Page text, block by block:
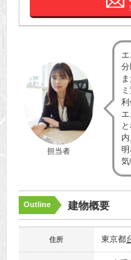
担当者
分
利
Outline 建物概要
住所 東京都